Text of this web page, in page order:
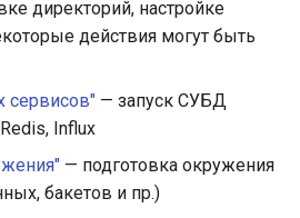
директорий, настройке
действия могут быть
сервисов" — запуск СУБД
Influx
— подготовка окружения
бакетов и пр.)